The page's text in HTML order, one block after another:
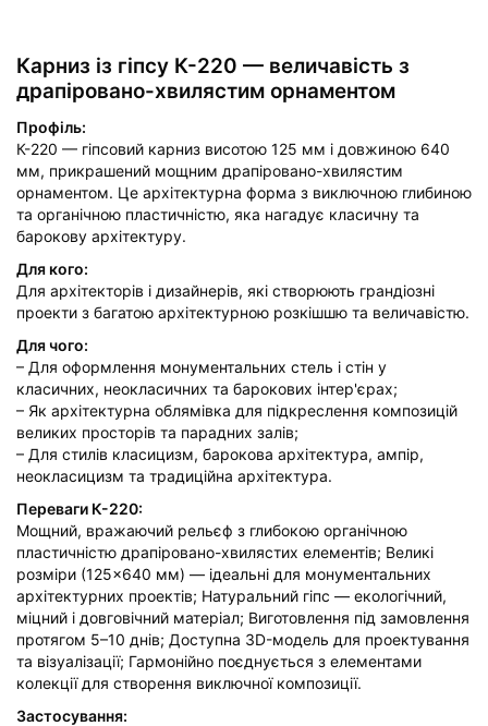
Карниз із гіпсу К-220 — величавість з
драпіровано-хвилястим орнаментом
Профіль:
К-220 — гіпсовий карниз висотою 125 мм і довжиною 640
мм, прикрашений мощним драпіровано-хвилястим
орнаментом. Це архітектурна форма з виключною глибиною
та органічною пластичністю, яка нагадує класичну та
барокову архітектуру.
Для кого:
Для архітекторів і дизайнерів, які створюють грандіозні
проекти з багатою архітектурною розкішшю та величавістю.
Для чого:
– Для оформлення монументальних стель і стін у
класичних, неокласичних та барокових інтер'єрах;
– Як архітектурна облямівка для підкреслення композицій
великих просторів та парадних залів;
– Для стилів класицизм, барокова архітектура, ампір,
неокласицизм та традиційна архітектура.
Переваги К-220:
Мощний, вражаючий рельєф з глибокою органічною
пластичністю драпіровано-хвилястих елементів; Великі
розміри (125×640 мм) — ідеальні для монументальних
архітектурних проектів; Натуральний гіпс — екологічний,
міцний і довговічний матеріал; Виготовлення під замовлення
протягом 5–10 днів; Доступна 3D-модель для проектування
та візуалізації; Гармонійно поєднується з елементами
колекції для створення виключної композиції.
Застосування: